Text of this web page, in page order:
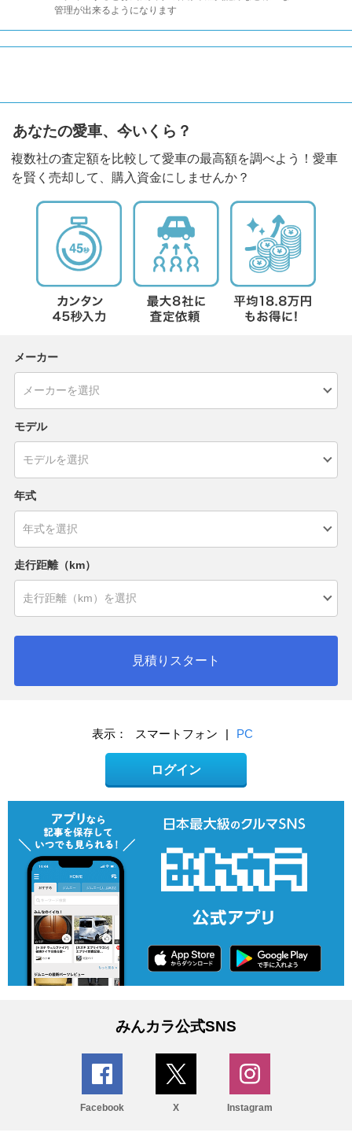
管理が出来るようになります
あなたの愛車、今いくら？
複数社の査定額を比較して愛車の最高額を調べよう！愛車
を賢く売却して、購入資金にしませんか？
メーカー
モデル
年式
走行距離（km）
見積りスタート
表示： スマートフォン | PC
ログイン
みんカラ公式SNS
Facebook X Instagram